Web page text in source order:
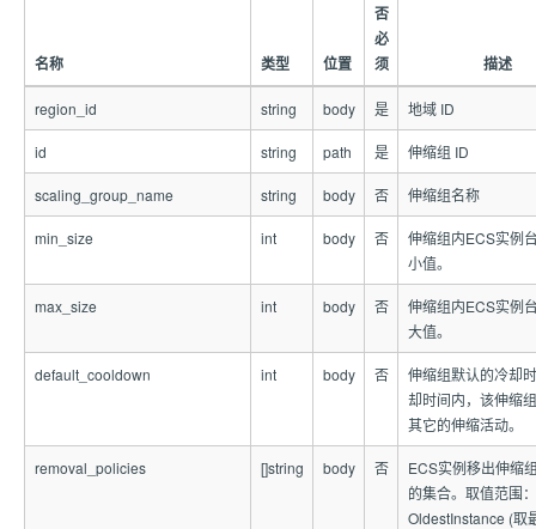
名称 类型 位置
否
必
须
描述
region_id string body 是 地域 ID
id string path 是 伸缩组 ID
scaling_group_name string body 否 伸缩组名称
min_size int body 否
伸缩组内ECS实例
小值。
max_size int body 否
伸缩组内ECS实例
大值。
default_cooldown int body 否
伸缩组默认的冷却
却时间内，该伸缩
其它的伸缩活动。
removal_policies []string body 否
ECS实例移出伸缩
的集合。取值范围：
OldestInstance (取